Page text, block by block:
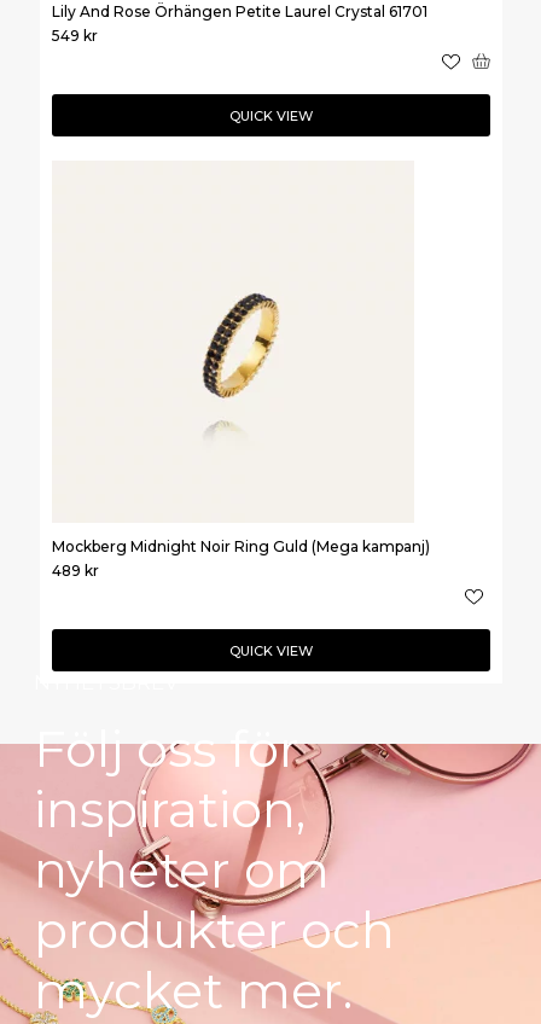
Lily And Rose Örhängen Petite Laurel Crystal 61701
549 kr
QUICK VIEW
Mockberg Midnight Noir Ring Guld (Mega kampanj)
489 kr
QUICK VIEW
Följ oss för
inspiration,
nyheter om
produkter och
mycket mer.